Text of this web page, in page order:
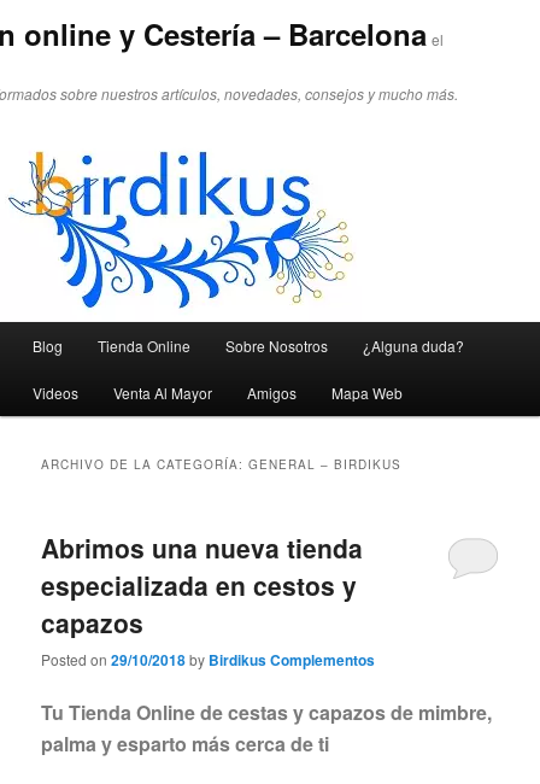
online y Cestería – Barcelona el
sobre nuestros artículos, novedades, consejos y mucho más.
Ir al contenido principal
Ir al contenido secundario
Blog Tienda Online Sobre Nosotros ¿Alguna duda?
Videos Venta Al Mayor Amigos Mapa Web
ARCHIVO DE LA CATEGORÍA:GENERAL – BIRDIKUS
Abrimos una nueva tienda
especializada en cestos y
capazos
Posted on29/10/2018by Birdikus Complementos
Tu Tienda Online de cestas y capazos de mimbre,
palma y esparto más cerca de ti